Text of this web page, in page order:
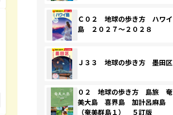
Ｃ０２ 地球の歩き方 ハワイ
島 ２０２７～２０２８
Ｊ３３ 地球の歩き方 墨田区
０２ 地球の歩き方 島旅 奄
美大島 喜界島 加計呂麻島
（奄美群島１） ５訂版